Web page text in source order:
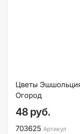
Цветы
Огород
48 руб.
703625 Артикул